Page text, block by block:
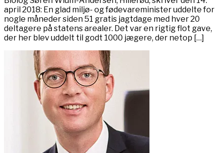
april 2018: En glad miljø- og fødevareminister uddelte for
nogle måneder siden 51 gratis jagtdage med hver 20
deltagere på statens arealer. Det var en rigtig flot gave,
der her blev uddelt til godt 1000 jægere, der netop […]